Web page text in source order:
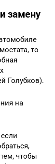
замену
то
Голубков).
на
чтобы